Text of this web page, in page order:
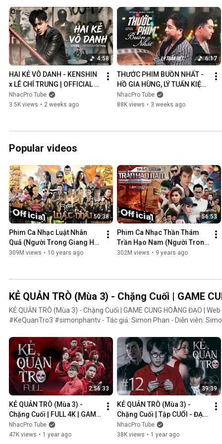
4:58
HAI KẺ VÔ DANH - KENSHIN
x LÊ CHÍ TRUNG | OFFICIAL
MUSIC VIDEO
NhacPro Tube
3.5K views • 2 weeks ago
6:17
THƯỚC PHIM BUỒN NHẤT -
HỒ GIA HÙNG, LÝ TUẤN KIỆT |
OFFICIAL MUSIC VIDEO
NhacPro Tube
88K views • 3 weeks ago
Popular videos
50:38
Phim Ca Nhạc Luật Nhân
Quả (Người Trong Giang Hồ
4) - Lâm Chấn Khang 2016
309M views • 10 years ago
56:53
Phim Ca Nhạc Thần Thám
Trần Hạo Nam (Người Trong
Giang Hồ 5) - Lâm Chấn
302M views • 9 years ago
KẺ QUẢN TRÒ (Mùa 3) - Chặng Cuối | GAME
KẺ QUẢN TRÒ (Mùa 3) - Chặng Cuối | GAME CUNG HOÀNG ĐẠO |
#KeQuanTro3 #simonphantv - Tác giả: Simon Phan - Diễn viên: Simon Phan, Bnat, Huỳnh Nhựt,
hơi hướng của show truyền hình thực tế, nhưng dần trở nên đen tối
người chiến thắng cuối cùng?. Mục đích của KẺ QUẢN TRÒ là gì?. Và
mặt nạ. Tất cả sẽ tiết lộ trong seri web drama KẺ QUẢN TRÒ (Mùa
Huỳnh Nhựt _ Diễn viên Huỳnh Nhựt Bnat _ Ca sĩ Bnat Bảo Ngân _
TikToker Trúc Khánh Duy _ Nghệ sĩ Khánh Duy Simon Phan _ Em trai
2:56:33
KẺ QUẢN TRÒ (Mùa 3) -
Chặng Cuối | FULL 4K | GAME
CUNG HOÀNG ĐẠO || Web
Drama 2025
NhacPro Tube
47K views • 1 year ago
39:39
KẺ QUẢN TRÒ (Mùa 3) -
Chặng Cuối | Tập CUỐI - ĐẠI
KẾT CỤC | GAME CUNG
HOÀNG ĐẠO || Web Drama
NhacPro Tube
38K views • 1 year ago